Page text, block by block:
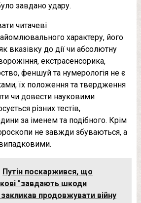
завдано удару.
читачеві
характеру, його
вказівку до дії чи абсолютну
екстрасенсорика,
феншуй та нумерологія не є
їх положення та твердження
чи довести науковими
різних тестів,
за іменем та подібного. Крім
не завжди збуваються, а
Путін поскаржився, що
"завдають шкоди
продовжувати війну